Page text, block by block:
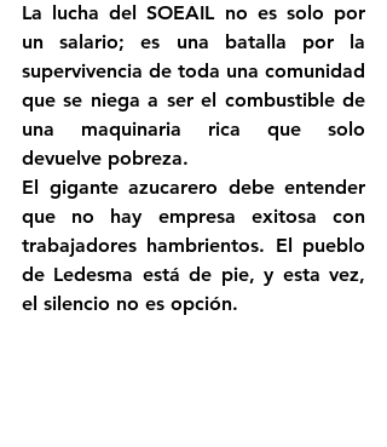
La lucha del SOEAIL no es solo por
un salario; es una batalla por la
supervivencia de toda una comunidad
que se niega a ser el combustible de
una maquinaria rica que solo
devuelve pobreza.
El gigante azucarero debe entender
que no hay empresa exitosa con
trabajadores hambrientos. El pueblo
de Ledesma está de pie, y esta vez,
el silencio no es opción.